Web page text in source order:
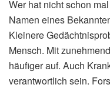
Wer hat nicht schon
Namen eines
Kleinere
Mensch. Mit
häufiger auf. Auch
verantwortlich sein.